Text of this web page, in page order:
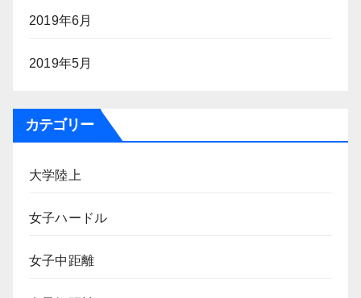
2019年6月
2019年5月
カテゴリー
大学陸上
女子ハードル
女子中距離